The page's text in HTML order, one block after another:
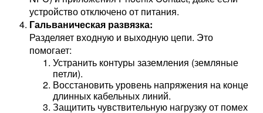
устройство отключено от питания.
Гальваническая развязка:
Разделяет входную и выходную цепи. Это
помогает:
Устранить контуры заземления (земляные
петли).
Восстановить уровень напряжения на конце
длинных кабельных линий.
Защитить чувствительную нагрузку от помех